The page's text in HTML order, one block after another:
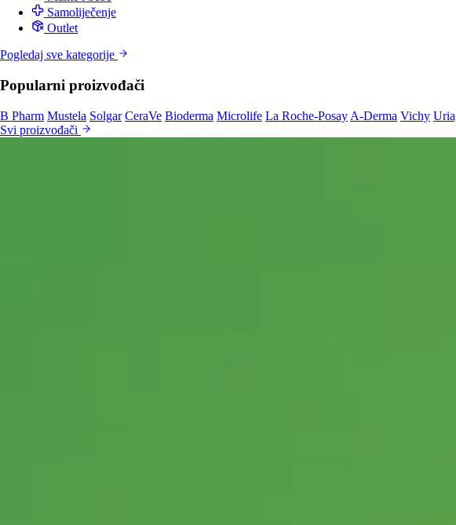
Samoliječenje
Outlet
Pogledaj sve kategorije
Popularni proizvođači
B Pharm Mustela Solgar CeraVe Bioderma Microlife La Roche-Posay A-Derma Vichy
Svi proizvođači